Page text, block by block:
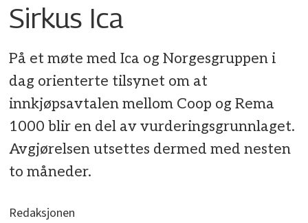
Sirkus Ica
På et møte med Ica og Norgesgruppen i
dag orienterte tilsynet om at
innkjøpsavtalen mellom Coop og Rema
1000 blir en del av vurderingsgrunnlaget.
Avgjørelsen utsettes dermed med nesten
to måneder.
Redaksjonen